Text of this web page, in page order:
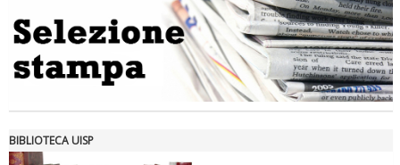
Tiziano Pesce nel Cda di Fondazione Terzjus: prima riunione a
BIBLIOTECA UISP